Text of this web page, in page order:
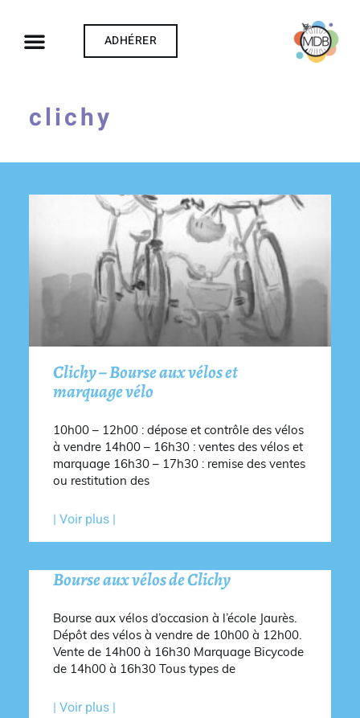
ADHÉRER
clichy
Clichy – Bourse aux vélos et
marquage vélo
10h00 – 12h00 : dépose et contrôle des vélos
à vendre 14h00 – 16h30 : ventes des vélos et
marquage 16h30 – 17h30 : remise des ventes
ou restitution des
| Voir plus |
Bourse aux vélos de Clichy
Bourse aux vélos d’occasion à l’école Jaurès.
Dépôt des vélos à vendre de 10h00 à 12h00.
Vente de 14h00 à 16h30 Marquage Bicycode
de 14h00 à 16h30 Tous types de
| Voir plus |